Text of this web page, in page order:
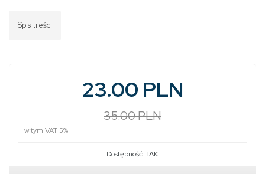
Spis treści
23.00 PLN
35.00 PLN
w tym VAT 5%
Dostępność: TAK